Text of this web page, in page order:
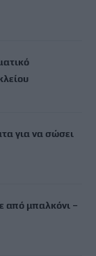
για να σώσει
από μπαλκόνι –